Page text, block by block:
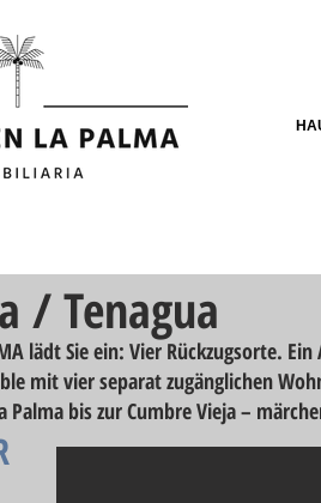
/ Tenagua
lädt Sie ein: Vier Rückzugsorte.
mit vier separat zugänglichen
Palma bis zur Cumbre Vieja –